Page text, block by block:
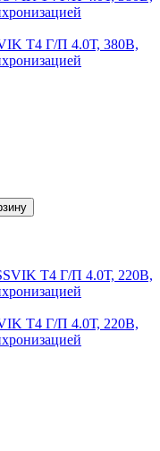
T4 Г/П 4.0Т, 380В,
T4 Г/П 4.0Т, 220В,